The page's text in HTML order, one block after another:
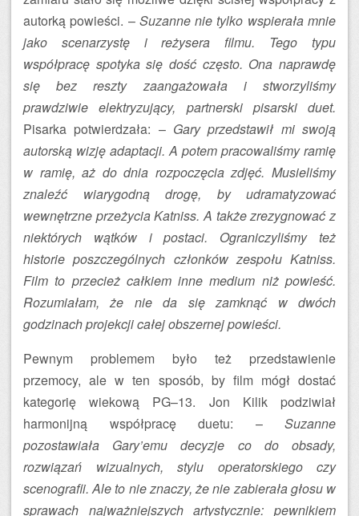
autorką powieści. – Suzanne nie tylko wspierała mnie
jako scenarzystę i reżysera filmu. Tego typu
współpracę spotyka się dość często. Ona naprawdę
się bez reszty zaangażowała i stworzyliśmy
prawdziwie elektryzujący, partnerski pisarski duet.
Pisarka potwierdzała: – Gary przedstawił mi swoją
autorską wizję adaptacji. A potem pracowaliśmy ramię
w ramię, aż do dnia rozpoczęcia zdjęć. Musieliśmy
znaleźć wiarygodną drogę, by udramatyzować
wewnętrzne przeżycia Katniss. A także zrezygnować z
niektórych wątków i postaci. Ograniczyliśmy też
historie poszczególnych członków zespołu Katniss.
Film to przecież całkiem inne medium niż powieść.
Rozumiałam, że nie da się zamknąć w dwóch
godzinach projekcji całej obszernej powieści.
Pewnym problemem było też przedstawienie
przemocy, ale w ten sposób, by film mógł dostać
kategorię wiekową PG–13. Jon Kilik podziwiał
harmonijną współpracę duetu: – Suzanne
pozostawiała Gary’emu decyzje co do obsady,
rozwiązań wizualnych, stylu operatorskiego czy
scenografii. Ale to nie znaczy, że nie zabierała głosu w
sprawach najważniejszych artystycznie: pewnikiem